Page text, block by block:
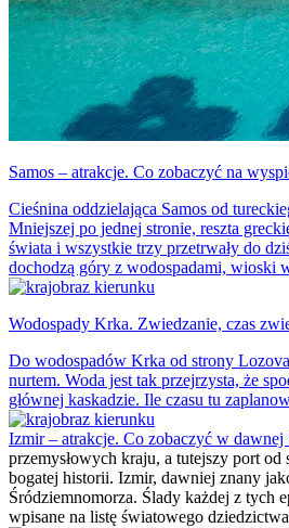
Samos – atrakcje. Co zobaczyć na
Cieśnina oddzielająca Samos od
Mniejszej po jednej stronie, reszta
świata i wszystkie trzy przetrwały do
dochodzą góry z wodospadami, wioski
Wodospady Krka. Zwiedzanie, czas
Do wodospadów Krka od strony
nurtem. Woda jest tak przejrzysta, że
głównej kaskadzie. Ile czasu tu
Izmir – atrakcje. Co zobaczyć w dawnej
przemysłowych kraju, a tutejszy port
bogatej historii. Izmir, dawniej znany
Śródziemnomorza. Ślady każdej z tych
wpisane na listę światowego